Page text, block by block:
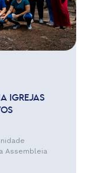
IGREJAS
Assembleia